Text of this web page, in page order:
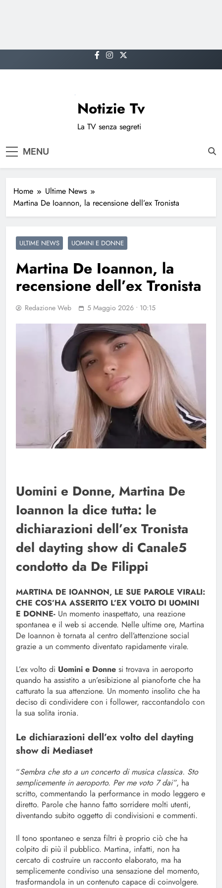
to
Notizie Tv
La TV senza segreti
MENU
Home
Ultime News
Martina De Ioannon, la recensione dell’ex Tronista
ULTIME NEWS UOMINI E DONNE
Martina De Ioannon, la
recensione dell’ex Tronista
Redazione Web 5 Maggio 2026 • 10:15
Uomini e Donne, Martina De
Ioannon la dice tutta: le
dichiarazioni dell’ex Tronista
del dayting show di Canale5
condotto da De Filippi
MARTINA DE IOANNON, LE SUE PAROLE VIRALI:
CHE COS’HA ASSERITO L’EX VOLTO DI UOMINI
E DONNE- Un momento inaspettato, una reazione
spontanea e il web si accende. Nelle ultime ore, Martina
De Ioannon è tornata al centro dell’attenzione social
grazie a un commento diventato rapidamente virale.
L’ex volto di Uomini e Donne si trovava in aeroporto
quando ha assistito a un’esibizione al pianoforte che ha
catturato la sua attenzione. Un momento insolito che ha
deciso di condividere con i follower, raccontandolo con
la sua solita ironia.
Le dichiarazioni dell’ex volto del dayting
show di Mediaset
“Sembra che sto a un concerto di musica classica. Sto
semplicemente in aeroporto. Per me voto 7 dai”, ha
scritto, commentando la performance in modo leggero e
diretto. Parole che hanno fatto sorridere molti utenti,
diventando subito oggetto di condivisioni e commenti.
Il tono spontaneo e senza filtri è proprio ciò che ha
colpito di più il pubblico. Martina, infatti, non ha
cercato di costruire un racconto elaborato, ma ha
semplicemente condiviso una sensazione del momento,
trasformandola in un contenuto capace di coinvolgere.